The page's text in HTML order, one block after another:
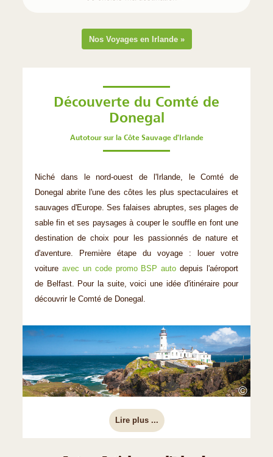
Nos Voyages en Irlande »
Découverte du Comté de
Donegal
Autotour sur la Côte Sauvage d'Irlande
Niché dans le nord-ouest de l'Irlande, le Comté de
Donegal abrite l'une des côtes les plus spectaculaires et
sauvages d'Europe. Ses falaises abruptes, ses plages de
sable fin et ses paysages à couper le souffle en font une
destination de choix pour les passionnés de nature et
d'aventure. Première étape du voyage : louer votre
voiture avec un code promo BSP auto depuis l'aéroport
de Belfast. Pour la suite, voici une idée d'itinéraire pour
découvrir le Comté de Donegal.
©
Lire plus ...